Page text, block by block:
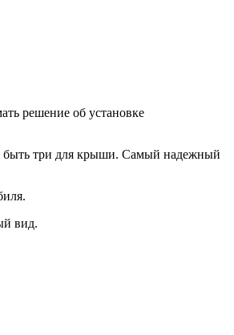
решение об установке
быть три для крыши. Самый надежный
вид.